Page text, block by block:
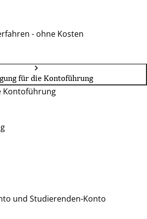
- ohne Kosten
für die Kontoführung
Kontoführung
und Studierenden-Konto